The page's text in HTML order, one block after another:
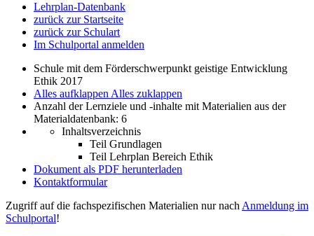
Lehrplan-Datenbank
zurück zur Startseite
zurück zur Schulart
Im Schulportal anmelden
Schule mit dem Förderschwerpunkt geistige Entwicklung
Ethik 2017
Alles aufklappen Alles zuklappen
Anzahl der Lernziele und -inhalte mit Materialien aus der
Materialdatenbank: 6
Inhaltsverzeichnis
Teil Grundlagen
Teil Lehrplan Bereich Ethik
Dokument als PDF herunterladen
Kontaktformular
Zugriff auf die fachspezifischen Materialien nur nach Anmeldung im
Schulportal!